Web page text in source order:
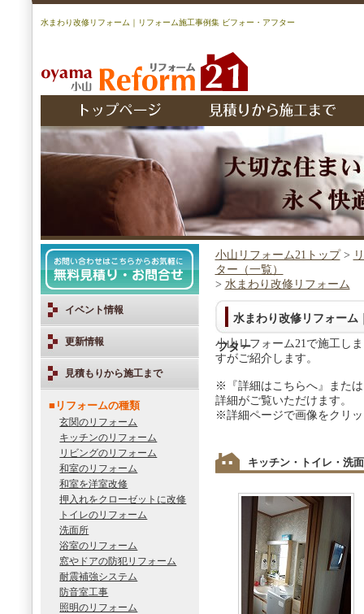
水まわり改修リフォーム｜リフォーム施工事例集 ビフォー・アフター
イベント情報
更新情報
見積もりから施工まで
■リフォームの種類
玄関のリフォーム
キッチンのリフォーム
リビングのリフォーム
和室のリフォーム
和室を洋室改修
押入れをクローゼットに改修
トイレのリフォーム
洗面所
浴室のリフォーム
窓やドアの防犯リフォーム
耐震補強システム
防音室工事
照明のリフォーム
小山リフォーム21トップ>
ター（一覧）
> 水まわり改修リフォーム
水まわり改修リフォーム
フター
小山リフォーム21で施工し
すがご紹介します。
※『詳細はこちらへ』また
詳細がご覧いただけます。
※詳細ページで画像をクリ
キッチン・トイレ・洗